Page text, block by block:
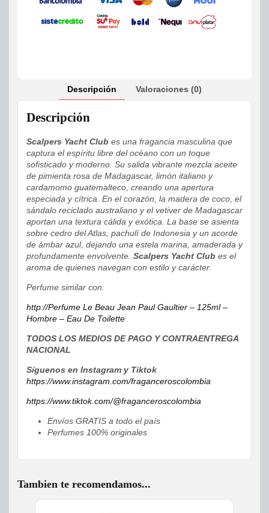
Descripción Valoraciones (0)
Descripción
Scalpers Yacht Club es una fragancia masculina que
captura el espíritu libre del océano con un toque
sofisticado y moderno. Su salida vibrante mezcla aceite
de pimienta rosa de Madagascar, limón italiano y
cardamomo guatemalteco, creando una apertura
especiada y cítrica. En el corazón, la madera de coco, el
sándalo reciclado australiano y el vetiver de Madagascar
aportan una textura cálida y exótica. La base se asienta
sobre cedro del Atlas, pachulí de Indonesia y un acorde
de ámbar azul, dejando una estela marina, amaderada y
profundamente envolvente. Scalpers Yacht Club es el
aroma de quienes navegan con estilo y carácter.
Perfume similar con:
http://Perfume Le Beau Jean Paul Gaultier – 125ml –
Hombre – Eau De Toilette
TODOS LOS MEDIOS DE PAGO Y CONTRAENTREGA
NACIONAL
Síguenos en Instagram y Tiktok
https://www.instagram.com/fraganceroscolombia
https://www.tiktok.com/@fraganceroscolombia
Envíos GRATIS a todo el país
Perfumes 100% originales
Tambien te recomendamos...